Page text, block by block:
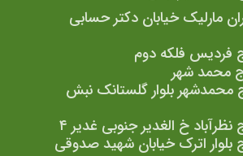
تهران مارلیک خیابان دکتر حسابی
کرج محمدشهر بلوار گلستانک نبش